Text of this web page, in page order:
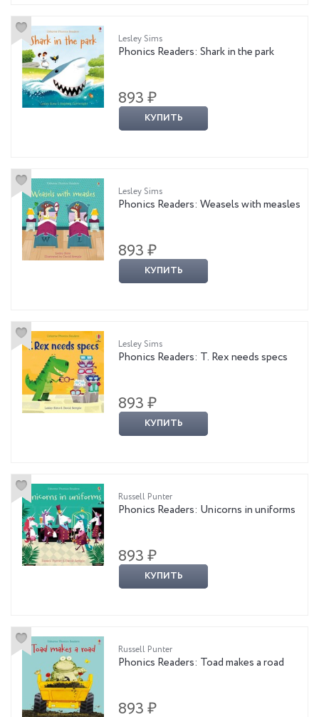
Lesley Sims
Phonics Readers: Shark in the park
893 ₽
КУПИТЬ
Lesley Sims
Phonics Readers: Weasels with measles
893 ₽
КУПИТЬ
Lesley Sims
Phonics Readers: T. Rex needs specs
893 ₽
КУПИТЬ
Russell Punter
Phonics Readers: Unicorns in uniforms
893 ₽
КУПИТЬ
Russell Punter
Phonics Readers: Toad makes a road
893 ₽